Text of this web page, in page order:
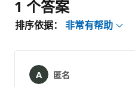
1 个答案
排序依据： 非常有帮助
匿名